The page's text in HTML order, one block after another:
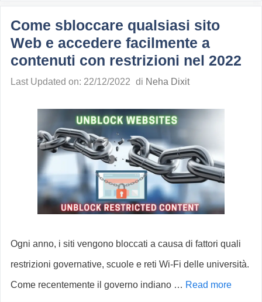
Come sbloccare qualsiasi sito
Web e accedere facilmente a
contenuti con restrizioni nel 2022
Last Updated on: 22/12/2022 di Neha Dixit
Ogni anno, i siti vengono bloccati a causa di fattori quali
restrizioni governative, scuole e reti Wi-Fi delle università.
Come recentemente il governo indiano … Read more